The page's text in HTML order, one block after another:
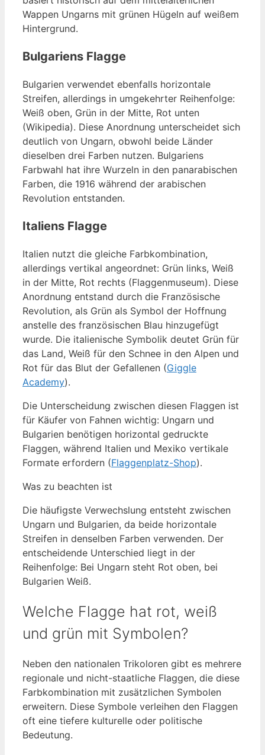
Wappen Ungarns mit grünen Hügeln auf weißem
Hintergrund.
Bulgariens Flagge
Bulgarien verwendet ebenfalls horizontale
Streifen, allerdings in umgekehrter Reihenfolge:
Weiß oben, Grün in der Mitte, Rot unten
(Wikipedia). Diese Anordnung unterscheidet sich
deutlich von Ungarn, obwohl beide Länder
dieselben drei Farben nutzen. Bulgariens
Farbwahl hat ihre Wurzeln in den panarabischen
Farben, die 1916 während der arabischen
Revolution entstanden.
Italiens Flagge
Italien nutzt die gleiche Farbkombination,
allerdings vertikal angeordnet: Grün links, Weiß
in der Mitte, Rot rechts (Flaggenmuseum). Diese
Anordnung entstand durch die Französische
Revolution, als Grün als Symbol der Hoffnung
anstelle des französischen Blau hinzugefügt
wurde. Die italienische Symbolik deutet Grün für
das Land, Weiß für den Schnee in den Alpen und
Rot für das Blut der Gefallenen (Giggle
Academy).
Die Unterscheidung zwischen diesen Flaggen ist
für Käufer von Fahnen wichtig: Ungarn und
Bulgarien benötigen horizontal gedruckte
Flaggen, während Italien und Mexiko vertikale
Formate erfordern (Flaggenplatz-Shop).
Was zu beachten ist
Die häufigste Verwechslung entsteht zwischen
Ungarn und Bulgarien, da beide horizontale
Streifen in denselben Farben verwenden. Der
entscheidende Unterschied liegt in der
Reihenfolge: Bei Ungarn steht Rot oben, bei
Bulgarien Weiß.
Welche Flagge hat rot, weiß
und grün mit Symbolen?
Neben den nationalen Trikoloren gibt es mehrere
regionale und nicht-staatliche Flaggen, die diese
Farbkombination mit zusätzlichen Symbolen
erweitern. Diese Symbole verleihen den Flaggen
oft eine tiefere kulturelle oder politische
Bedeutung.